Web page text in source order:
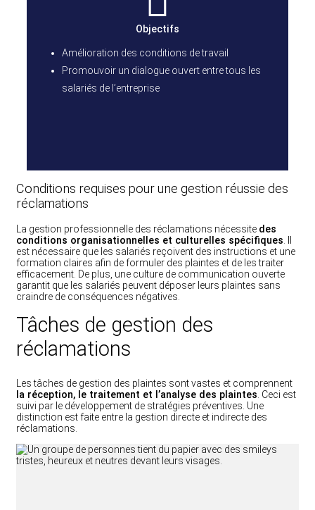
Objectifs
Amélioration des conditions de travail
Promouvoir un dialogue ouvert entre tous les
salariés de l’entreprise
Conditions requises pour une gestion réussie des
réclamations
La gestion professionnelle des réclamations nécessite des
conditions organisationnelles et culturelles spécifiques
est nécessaire que les salariés reçoivent des instructions et une
formation claires afin de formuler des plaintes et de les traiter
efficacement. De plus, une culture de communication ouverte
garantit que les salariés peuvent déposer leurs plaintes sans
craindre de conséquences négatives.
Tâches de gestion des
réclamations
Les tâches de gestion des plaintes sont vastes et comprennent
la réception, le traitement et l’analyse des plaintes . Ceci est
suivi par le développement de stratégies préventives. Une
distinction est faite entre la gestion directe et indirecte des
réclamations.